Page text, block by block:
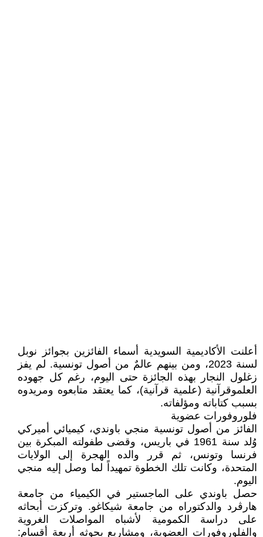
أعلنت الأكاديمية السويدية أسماء الفائزين بجوائز نوبل
لسنة 2023، ومن بينهم عالمٌ من أصول تونسية. لم يفز
زغلول النجار بهذه الجائزة حتى اليوم، رغم كل جهوده
العلموقرآنية (علمية قرآنية)، كما يعتقد متابعوه ومريدوه
بسبب كتاباته ومؤلفاته.
فلوروفورات عضوية
الفائز من أصول تونسية منجي باوندي، كيميائي أميركي
وُلد سنة 1961 في باريس، وقضى طفولته المبكرة بين
فرنسا وتونس، ثم قرر والده الهجرة إلى الولايات
المتحدة، وكانت تلك الخطوة تمهيداً لما وصل إليه منجي
اليوم.
حصل باوندي على الماجستير في الكيمياء من جامعة
هارڤرد والدكتوراه من جامعة شيكاغو. وتركزت أبحاثه
على دراسة الكمومية لأشباه المواصلات الغروية
والفلوروفورات العضوية، ومشاريع بحوثه أربعة أقسام: